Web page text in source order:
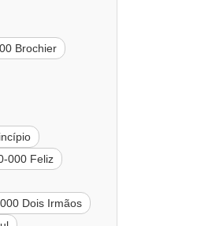
Brochier
000 Feliz
Dois Irmãos